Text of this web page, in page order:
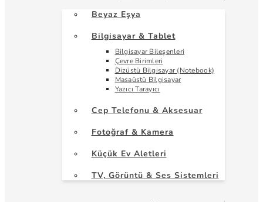
Beyaz Eşya
Bilgisayar & Tablet
Bilgisayar Bileşenleri
Çevre Birimleri
Dizüstü Bilgisayar (Notebook)
Masaüstü Bilgisayar
Yazıcı Tarayıcı
Cep Telefonu & Aksesuar
Fotoğraf & Kamera
Küçük Ev Aletleri
TV, Görüntü & Ses Sistemleri